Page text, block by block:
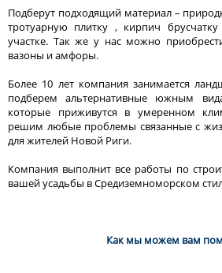
Подберут подходящий материал –
тротуарную плитку , кирпич
участке. Так же у нас можно
вазоны и амфоры.
Более 10 лет компания занимается
подберем альтернативные южным
которые приживутся в умеренном
решим любые проблемы связанные с
для жителей Новой Риги.
Компания выполнит все работы по
вашей усадьбы в Средиземноморском
Как мы можем вам